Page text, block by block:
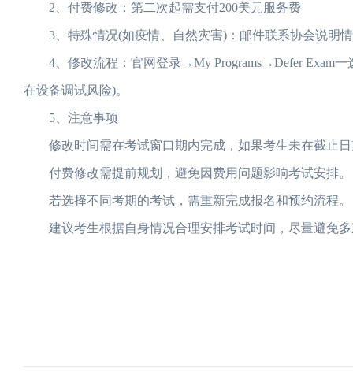
2、付费修改：第二次起需支付200美元服务费
3、特殊情况(如疫情、自然灾害)：邮件联系协会说明
4、修改流程：官网登录→My Programs→Defer Exam一
在设备调试风险)。
5、注意事项
修改时间需在考试窗口期内完成，如果考生未在截止日
付费修改需提前规划，避免因费用问题影响考试安排。
若选择不同考期的考试，需重新完成报名和预约流程。
建议考生根据自身情况合理安排考试时间，尽量避免多